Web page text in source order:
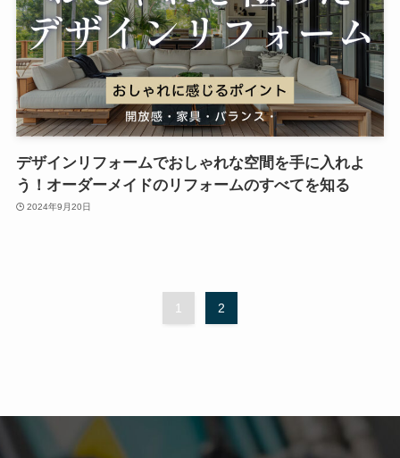
デザインリフォームでおしゃれな空間を手に入れよ
う！オーダーメイドのリフォームのすべてを知る
2024年9月20日
1 2